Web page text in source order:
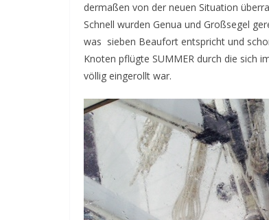
dermaßen von der neuen Situation
Schnell wurden Genua und Großsegel
was sieben Beaufort entspricht und
Knoten pflügte SUMMER durch die sich
völlig eingerollt war.